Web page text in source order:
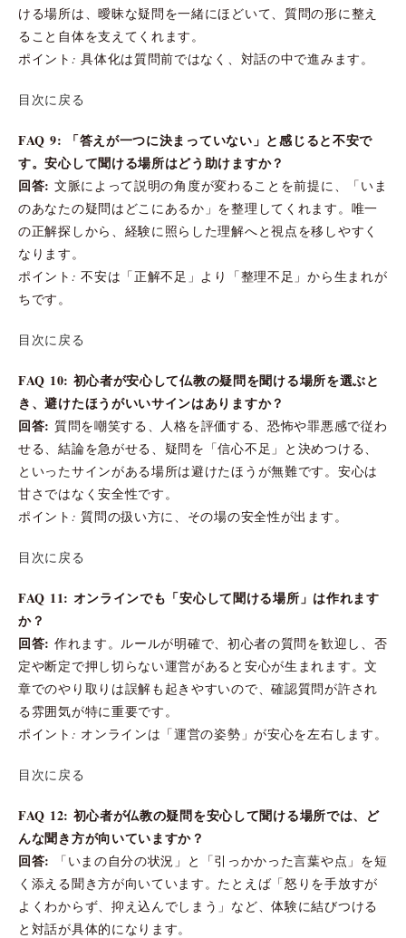
ける場所は、曖昧な疑問を一緒にほどいて、質問の形に整え
ること自体を支えてくれます。
ポイント: 具体化は質問前ではなく、対話の中で進みます。
目次に戻る
FAQ 9: 「答えが一つに決まっていない」と感じると不安で
す。安心して聞ける場所はどう助けますか？
回答: 文脈によって説明の角度が変わることを前提に、「いま
のあなたの疑問はどこにあるか」を整理してくれます。唯一
の正解探しから、経験に照らした理解へと視点を移しやすく
なります。
ポイント: 不安は「正解不足」より「整理不足」から生まれが
ちです。
目次に戻る
FAQ 10: 初心者が安心して仏教の疑問を聞ける場所を選ぶと
き、避けたほうがいいサインはありますか？
回答: 質問を嘲笑する、人格を評価する、恐怖や罪悪感で従わ
せる、結論を急がせる、疑問を「信心不足」と決めつける、
といったサインがある場所は避けたほうが無難です。安心は
甘さではなく安全性です。
ポイント: 質問の扱い方に、その場の安全性が出ます。
目次に戻る
FAQ 11: オンラインでも「安心して聞ける場所」は作れます
か？
回答: 作れます。ルールが明確で、初心者の質問を歓迎し、否
定や断定で押し切らない運営があると安心が生まれます。文
章でのやり取りは誤解も起きやすいので、確認質問が許され
る雰囲気が特に重要です。
ポイント: オンラインは「運営の姿勢」が安心を左右します。
目次に戻る
FAQ 12: 初心者が仏教の疑問を安心して聞ける場所では、ど
んな聞き方が向いていますか？
回答:
「いまの自分の状況」と「引っかかった言葉や点」を短
く添える聞き方が向いています。たとえば「怒りを手放すが
よくわからず、抑え込んでしまう」など、体験に結びつける
と対話が具体的になります。